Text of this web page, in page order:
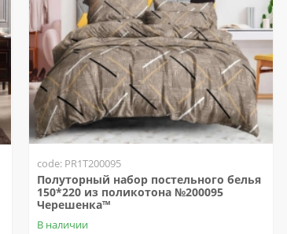
code: PR1T200095
Полуторный набор постельного белья
150*220 из поликотона №200095
Черешенка™
В наличии